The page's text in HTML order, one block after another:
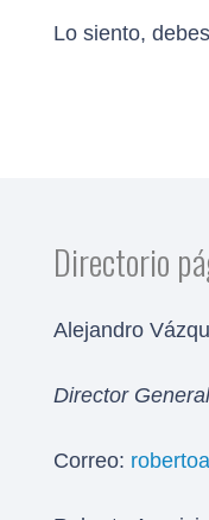
Lo siento,
Directorio
Alejandro
Director
Correo: